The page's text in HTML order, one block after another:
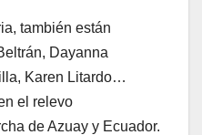
también están
Dayanna
Karen Litardo…
el relevo
de Azuay y Ecuador.